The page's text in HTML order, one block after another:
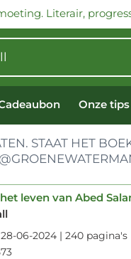
Literair,
Onze tips
STAAT HET
leven van Abed
06-2024 | 240 pagina's